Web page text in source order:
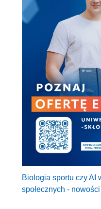
Biologia sportu czy AI
społecznych -